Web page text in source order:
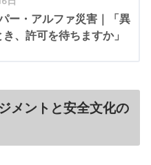
ー・アルファ災害｜「異
、許可を待ちますか」
メントと安全文化の